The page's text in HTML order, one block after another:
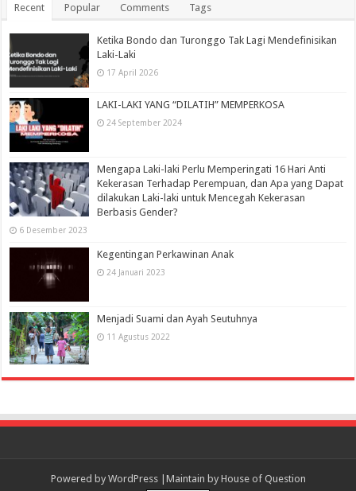
Recent Popular Comments Tags
Ketika Bondo dan Turonggo Tak Lagi Mendefinisikan
Laki-Laki
17 April 2026
LAKI-LAKI YANG “DILATIH” MEMPERKOSA
24 September 2024
Mengapa Laki-laki Perlu Memperingati 16 Hari Anti
Kekerasan Terhadap Perempuan, dan Apa yang Dapat
dilakukan Laki-laki untuk Mencegah Kekerasan
Berbasis Gender?
6 Desember 2023
Kegentingan Perkawinan Anak
24 Januari 2023
Menjadi Suami dan Ayah Seutuhnya
11 Agustus 2022
Powered by WordPress|Maintain by House of Question